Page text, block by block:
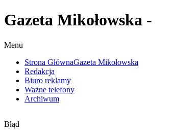
Gazeta Mikołowska -
Menu
Strona GłównaGazeta Mikołowska
Redakcja
Biuro reklamy
Ważne telefony
Archiwum
Błąd